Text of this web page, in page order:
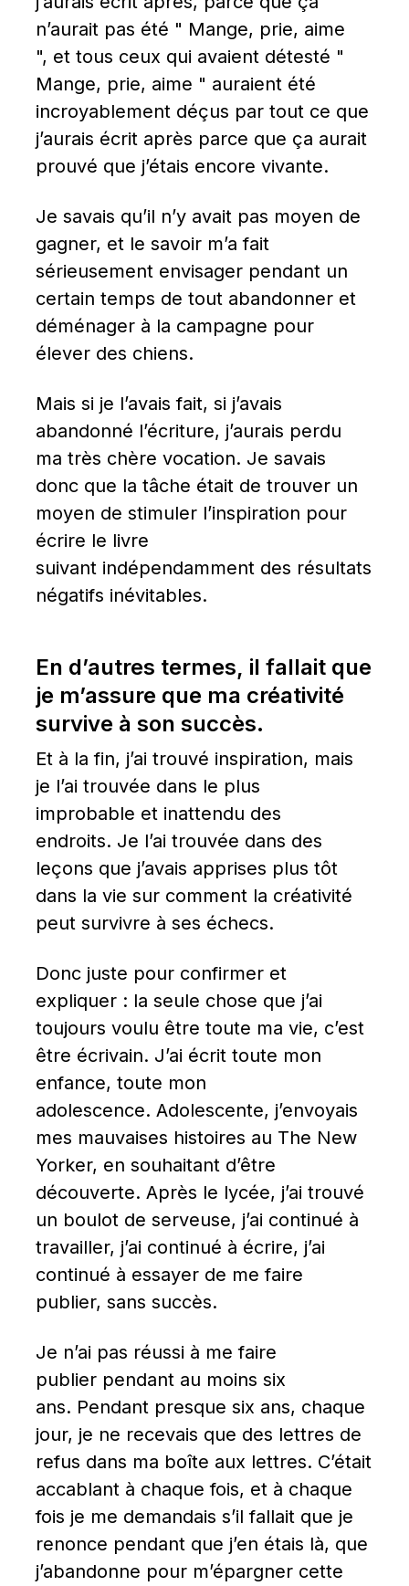
n’aurait pas été " Mange, prie, aime
", et tous ceux qui avaient détesté "
Mange, prie, aime " auraient été
incroyablement déçus par tout ce que
j’aurais écrit après parce que ça aurait
prouvé que j’étais encore vivante.
Je savais qu’il n’y avait pas moyen de
gagner, et le savoir m’a fait
sérieusement envisager pendant un
certain temps de tout abandonner et
déménager à la campagne pour
élever des chiens.
Mais si je l’avais fait, si j’avais
abandonné l’écriture, j’aurais perdu
ma très chère vocation. Je savais
donc que la tâche était de trouver un
moyen de stimuler l’inspiration pour
écrire le livre
suivant indépendamment des résultats
négatifs inévitables.
En d’autres termes, il fallait que
je m’assure que ma créativité
survive à son succès.
Et à la fin, j’ai trouvé inspiration, mais
je l’ai trouvée dans le plus
improbable et inattendu des
endroits. Je l’ai trouvée dans des
leçons que j’avais apprises plus tôt
dans la vie sur comment la créativité
peut survivre à ses échecs.
Donc juste pour confirmer et
expliquer : la seule chose que j’ai
toujours voulu être toute ma vie, c’est
être écrivain. J’ai écrit toute mon
enfance, toute mon
adolescence. Adolescente, j’envoyais
mes mauvaises histoires au The New
Yorker, en souhaitant d’être
découverte. Après le lycée, j’ai trouvé
un boulot de serveuse, j’ai continué à
travailler, j’ai continué à écrire, j’ai
continué à essayer de me faire
publier, sans succès.
Je n’ai pas réussi à me faire
publier pendant au moins six
ans. Pendant presque six ans, chaque
jour, je ne recevais que des lettres de
refus dans ma boîte aux lettres. C’était
accablant à chaque fois, et à chaque
fois je me demandais s’il fallait que je
renonce pendant que j’en étais là, que
j’abandonne pour m’épargner cette